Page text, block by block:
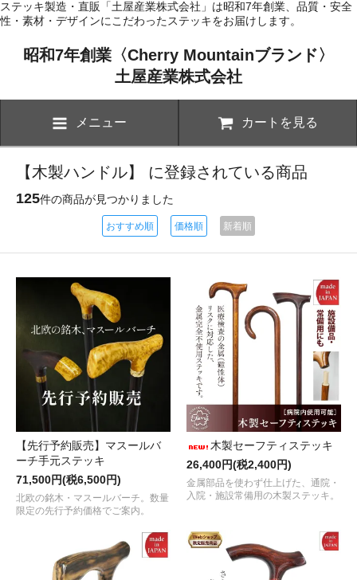
ステッキ製造・直販「土屋産業株式会社」は昭和7年創業、品質・安全
性・素材・デザインにこだわったステッキをお届けします。
昭和7年創業〈Cherry Mountainブランド〉
土屋産業株式会社
メニュー カートを見る
【木製ハンドル】 に登録されている商品
125件の商品が見つかりました
おすすめ順 価格順 新着順
【先行予約販売】マスールバ
ーチ手元ステッキ
71,500円(税6,500円)
北欧の銘木・マスールバーチ。数量
限定の先行予約価格でご案内。
木製セーフティステッキ
26,400円(税2,400円)
金属部品を使わず仕上げた、通院・
入院・施設常備用の木製ステッキ。